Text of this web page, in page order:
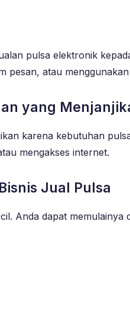
pulsa elektronik
pesan, atau
yang
karena kebutuhan
mengakses internet.
Jual Pulsa
Anda dapat